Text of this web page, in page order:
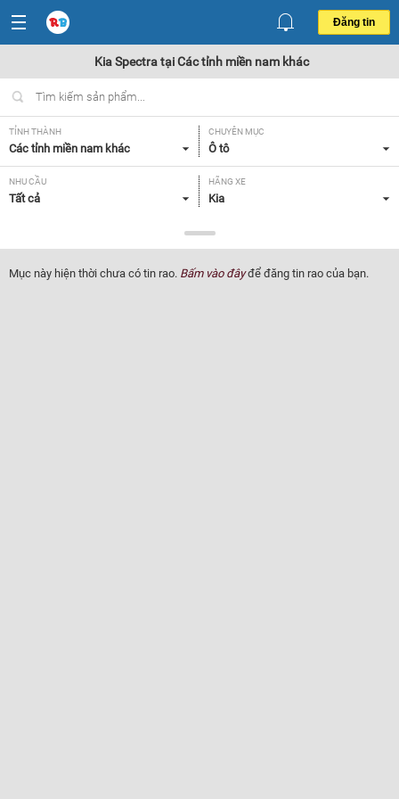
Đăng tin
Kia Spectra tại Các tỉnh miền nam khác
TỈNH THÀNH
Các tỉnh miền nam khác
CHUYÊN MỤC
Ô tô
NHU CẦU
Tất cả
HÃNG XE
Kia
Spectra
NĂM SẢN XUẤT
Tất cả
GIÁ XE XUẤT XỨ
Mục này hiện thời chưa có tin rao. Bấm vào đâyđể đăng tin rao của bạn.